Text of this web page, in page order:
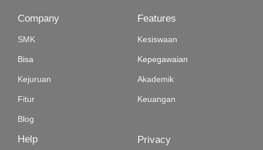
Company
SMK
Bisa
Kejuruan
Fitur
Blog
Features
Kesiswaan
Kepegawaian
Akademik
Keuangan
Help Privacy